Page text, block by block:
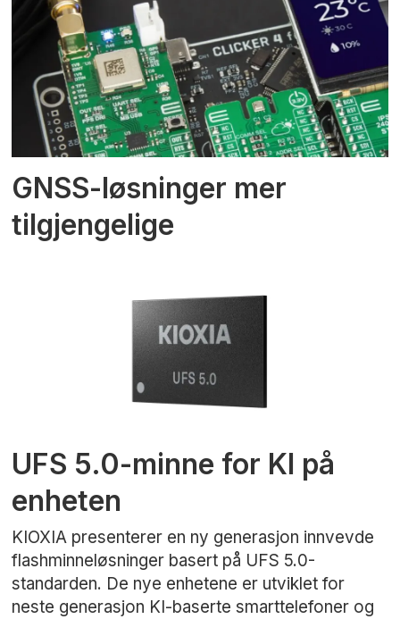
GNSS-løsninger mer
tilgjengelige
UFS 5.0-minne for KI på
enheten
KIOXIA presenterer en ny generasjon innvevde
flashminneløsninger basert på UFS 5.0-
standarden. De nye enhetene er utviklet for
neste generasjon KI-baserte smarttelefoner og